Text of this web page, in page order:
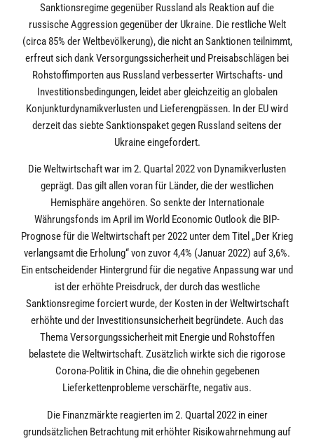
Sanktionsregime gegenüber Russland als Reaktion auf die
russische Aggression gegenüber der Ukraine. Die restliche Welt
(circa 85% der Weltbevölkerung), die nicht an Sanktionen teilnimmt,
erfreut sich dank Versorgungssicherheit und Preisabschlägen bei
Rohstoffimporten aus Russland verbesserter Wirtschafts- und
Investitionsbedingungen, leidet aber gleichzeitig an globalen
Konjunkturdynamikverlusten und Lieferengpässen. In der EU wird
derzeit das siebte Sanktionspaket gegen Russland seitens der
Ukraine eingefordert.
Die Weltwirtschaft war im 2. Quartal 2022 von Dynamikverlusten
geprägt. Das gilt allen voran für Länder, die der westlichen
Hemisphäre angehören. So senkte der Internationale
Währungsfonds im April im World Economic Outlook die BIP-
Prognose für die Weltwirtschaft per 2022 unter dem Titel „Der Krieg
verlangsamt die Erholung“ von zuvor 4,4% (Januar 2022) auf 3,6%.
Ein entscheidender Hintergrund für die negative Anpassung war und
ist der erhöhte Preisdruck, der durch das westliche
Sanktionsregime forciert wurde, der Kosten in der Weltwirtschaft
erhöhte und der Investitionsunsicherheit begründete. Auch das
Thema Versorgungssicherheit mit Energie und Rohstoffen
belastete die Weltwirtschaft. Zusätzlich wirkte sich die rigorose
Corona-Politik in China, die die ohnehin gegebenen
Lieferkettenprobleme verschärfte, negativ aus.
Die Finanzmärkte reagierten im 2. Quartal 2022 in einer
grundsätzlichen Betrachtung mit erhöhter Risikowahrnehmung auf